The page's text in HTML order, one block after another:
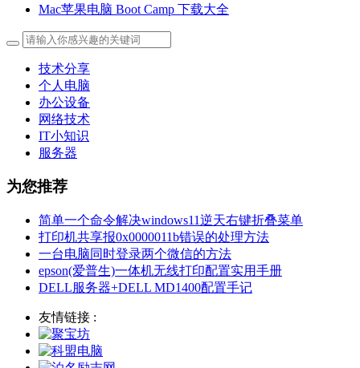
Mac苹果电脑 Boot Camp 下载大全
技术分享
个人电脑
办公设备
网络技术
IT小知识
服务器
为您推荐
简单一个命令解决windows11逆天右键折叠菜单
打印机共享报0x0000011b错误的处理方法
一台电脑同时登录两个微信的方法
epson(爱普生)一体机无线打印配置实用手册
DELL服务器+DELL MD1400配置手记
友情链接 :